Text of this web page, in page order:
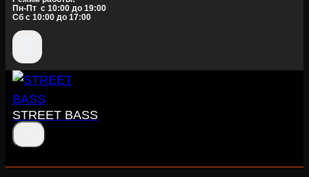
Пн-Пт c 10:00 до 19:00
Сб с 10:00 до 17:00
STREET BASS